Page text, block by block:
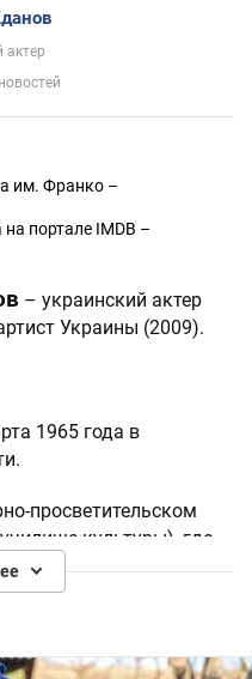
актер
им. Франко –
портале IMDB –
– украинский актер
Украины (2009).
1965 года в
просветительском
культуры), где
театральных
Херсонского
работал в